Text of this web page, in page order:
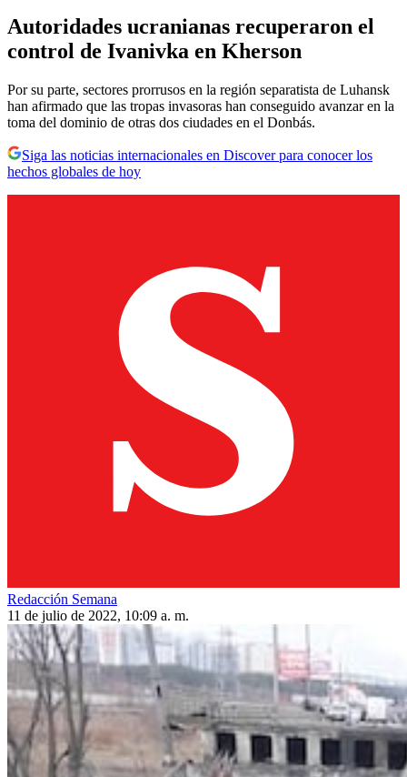
Autoridades ucranianas recuperaron el
control de Ivanivka en Kherson
Por su parte, sectores prorrusos en la región separatista de Luhansk
han afirmado que las tropas invasoras han conseguido avanzar en la
toma del dominio de otras dos ciudades en el Donbás.
Siga las noticias internacionales en Discover para conocer los
hechos globales de hoy
Redacción Semana
11 de julio de 2022, 10:09 a. m.